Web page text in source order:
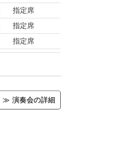
指定席
指定席
指定席
演奏会の詳細